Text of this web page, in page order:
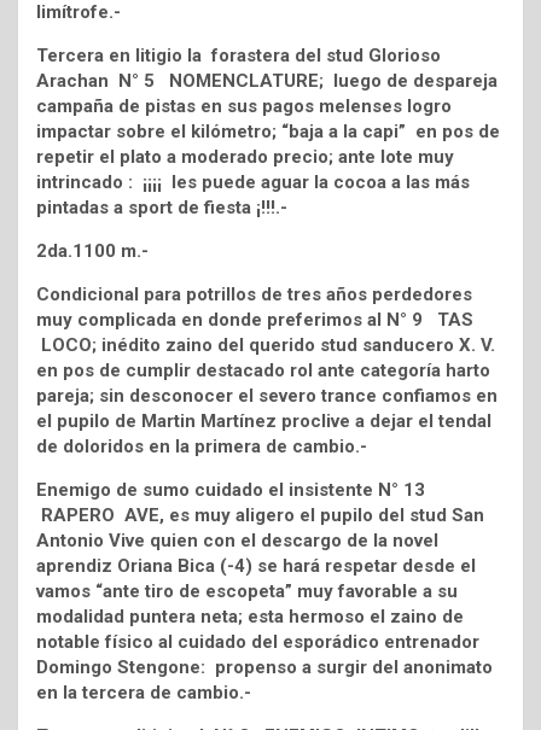
limítrofe.-
Tercera en litigio la forastera del stud Glorioso
Arachan N° 5 NOMENCLATURE; luego de despareja
campaña de pistas en sus pagos melenses logro
impactar sobre el kilómetro; “baja a la capi” en pos de
repetir el plato a moderado precio; ante lote muy
intrincado : ¡¡¡¡ les puede aguar la cocoa a las más
pintadas a sport de fiesta ¡!!!.-
2da.1100 m.-
Condicional para potrillos de tres años perdedores
muy complicada en donde preferimos al N° 9 TAS
LOCO; inédito zaino del querido stud sanducero X. V.
en pos de cumplir destacado rol ante categoría harto
pareja; sin desconocer el severo trance confiamos en
el pupilo de Martin Martínez proclive a dejar el tendal
de doloridos en la primera de cambio.-
Enemigo de sumo cuidado el insistente N° 13
RAPERO AVE, es muy aligero el pupilo del stud San
Antonio Vive quien con el descargo de la novel
aprendiz Oriana Bica (-4) se hará respetar desde el
vamos “ante tiro de escopeta” muy favorable a su
modalidad puntera neta; esta hermoso el zaino de
notable físico al cuidado del esporádico entrenador
Domingo Stengone: propenso a surgir del anonimato
en la tercera de cambio.-